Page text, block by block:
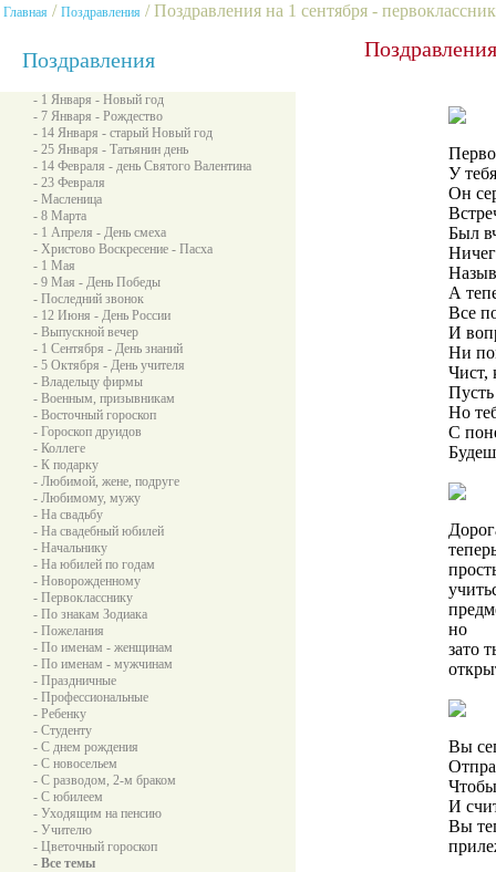
Главная / Поздравления / Поздравления на 1 сентября -
Поздравления
- 1 Января - Новый год
- 7 Января - Рождество
- 14 Января - старый Новый год
- 25 Января - Татьянин день
- 14 Февраля - день Святого Валентина
- 23 Февраля
- Масленица
- 8 Марта
- 1 Апреля - День смеха
- Христово Воскресение - Пасха
- 1 Мая
- 9 Мая - День Победы
- Последний звонок
- 12 Июня - День России
- Выпускной вечер
- 1 Сентября - День знаний
- 5 Октября - День учителя
- Владельцу фирмы
- Военным, призывникам
- Восточный гороскоп
- Гороскоп друидов
- Коллеге
- К подарку
- Любимой, жене, подруге
- Любимому, мужу
- На свадьбу
- На свадебный юбилей
- Начальнику
- На юбилей по годам
- Новорожденному
- Первокласснику
- По знакам Зодиака
- Пожелания
- По именам - женщинам
- По именам - мужчинам
- Праздничные
- Профессиональные
- Ребенку
- Студенту
- С днем рождения
- С новосельем
- С разводом, 2-м браком
- С юбилеем
- Уходящим на пенсию
- Учителю
- Цветочный гороскоп
- Все темы
У
Он
Был
А
Все
И
Ни
Чист,
Но
С
но
зато
Вы
Чтобы
И
Вы